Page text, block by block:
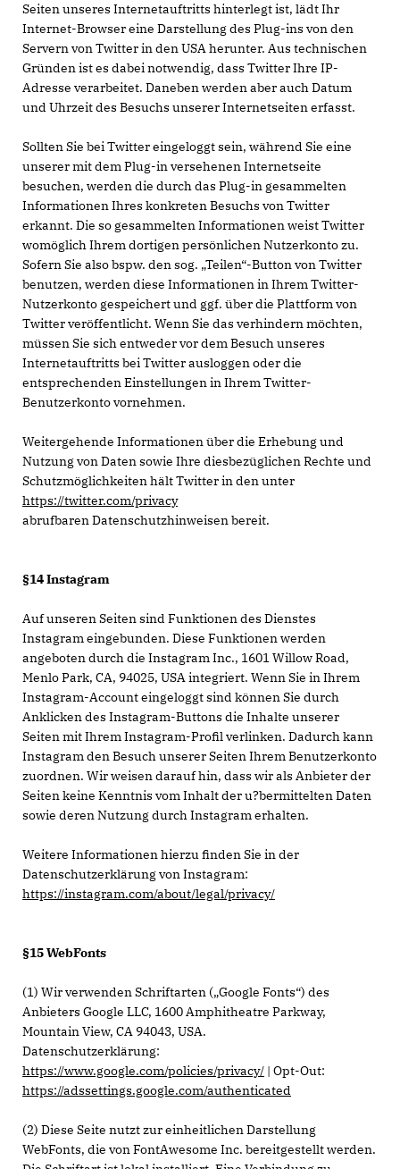
Seiten unseres Internetauftritts hinterlegt ist, lädt Ihr
Internet-Browser eine Darstellung des Plug-ins von den
Servern von Twitter in den USA herunter. Aus technischen
Gründen ist es dabei notwendig, dass Twitter Ihre IP-
Adresse verarbeitet. Daneben werden aber auch Datum
und Uhrzeit des Besuchs unserer Internetseiten erfasst.
Sollten Sie bei Twitter eingeloggt sein, während Sie eine
unserer mit dem Plug-in versehenen Internetseite
besuchen, werden die durch das Plug-in gesammelten
Informationen Ihres konkreten Besuchs von Twitter
erkannt. Die so gesammelten Informationen weist Twitter
womöglich Ihrem dortigen persönlichen Nutzerkonto zu.
Sofern Sie also bspw. den sog. „Teilen“-Button von Twitter
benutzen, werden diese Informationen in Ihrem Twitter-
Nutzerkonto gespeichert und ggf. über die Plattform von
Twitter veröffentlicht. Wenn Sie das verhindern möchten,
müssen Sie sich entweder vor dem Besuch unseres
Internetauftritts bei Twitter ausloggen oder die
entsprechenden Einstellungen in Ihrem Twitter-
Benutzerkonto vornehmen.
Weitergehende Informationen über die Erhebung und
Nutzung von Daten sowie Ihre diesbezüglichen Rechte und
Schutzmöglichkeiten hält Twitter in den unter
https://twitter.com/privacy
abrufbaren Datenschutzhinweisen bereit.
§14 Instagram
Auf unseren Seiten sind Funktionen des Dienstes
Instagram eingebunden. Diese Funktionen werden
angeboten durch die Instagram Inc., 1601 Willow Road,
Menlo Park, CA, 94025, USA integriert. Wenn Sie in Ihrem
Instagram-Account eingeloggt sind können Sie durch
Anklicken des Instagram-Buttons die Inhalte unserer
Seiten mit Ihrem Instagram-Profil verlinken. Dadurch kann
Instagram den Besuch unserer Seiten Ihrem Benutzerkonto
zuordnen. Wir weisen darauf hin, dass wir als Anbieter der
Seiten keine Kenntnis vom Inhalt der u?bermittelten Daten
sowie deren Nutzung durch Instagram erhalten.
Weitere Informationen hierzu finden Sie in der
Datenschutzerklärung von Instagram:
https://instagram.com/about/legal/privacy/
§15 WebFonts
(1) Wir verwenden Schriftarten („Google Fonts“) des
Anbieters Google LLC, 1600 Amphitheatre Parkway,
Mountain View, CA 94043, USA.
Datenschutzerklärung:
https://www.google.com/policies/privacy/ | Opt-Out:
https://adssettings.google.com/authenticated
(2) Diese Seite nutzt zur einheitlichen Darstellung
WebFonts, die von FontAwesome Inc. bereitgestellt werden.